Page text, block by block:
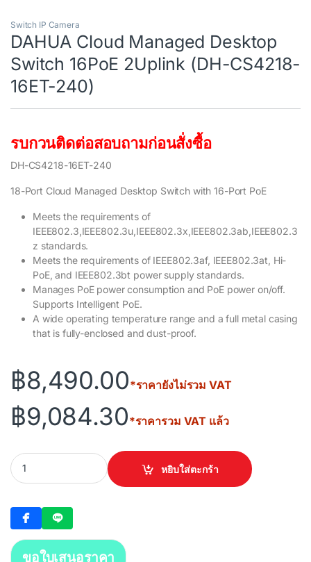
Switch IP Camera
DAHUA Cloud Managed Desktop
Switch 16PoE 2Uplink (DH-CS4218-
16ET-240)
รบกวนติดต่อสอบถามก่อนสั่งซื้อ
DH-CS4218-16ET-240
18-Port Cloud Managed Desktop Switch with 16-Port PoE
Meets the requirements of
IEEE802.3,IEEE802.3u,IEEE802.3x,IEEE802.3ab,IEEE802.3
z standards.
Meets the requirements of IEEE802.3af, IEEE802.3at, Hi-
PoE, and IEEE802.3bt power supply standards.
Manages PoE power consumption and PoE power on/off.
Supports Intelligent PoE.
A wide operating temperature range and a full metal casing
that is fully-enclosed and dust-proof.
฿8,490.00*ราคายังไม่รวม VAT
฿9,084.30*ราคารวม VAT แล้ว
DAHUA Cloud Managed Desktop Switch 16PoE 2Uplink (DH-
หยิบใส่ตะกร้า
ขอใบเสนอราคา